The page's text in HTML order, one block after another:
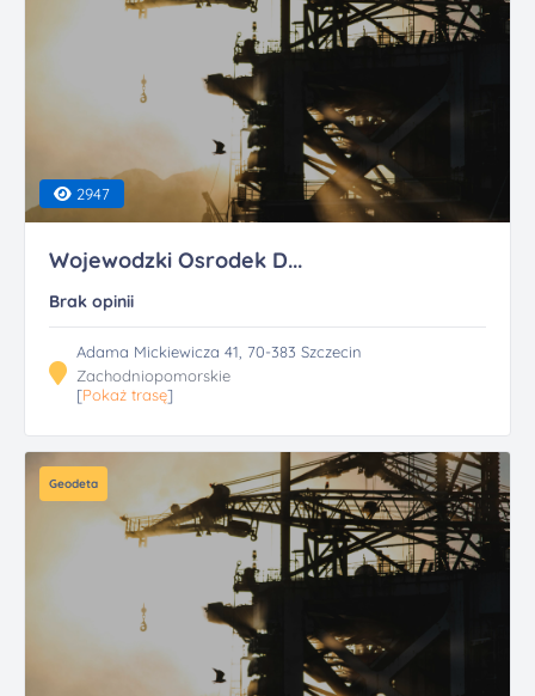
2947
Wojewodzki Osrodek D...
Brak opinii
Adama Mickiewicza 41, 70-383 Szczecin
Zachodniopomorskie
[Pokaż trasę]
Geodeta